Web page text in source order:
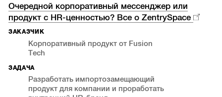
Очередной корпоративный мессенджер или
продукт с HR-ценностью? Все о ZentrySpace
ЗАКАЗЧИК
Корпоративный продукт от Fusion
Tech
ЗАДАЧА
Разработать импортозамещающий
продукт для компании и проработать